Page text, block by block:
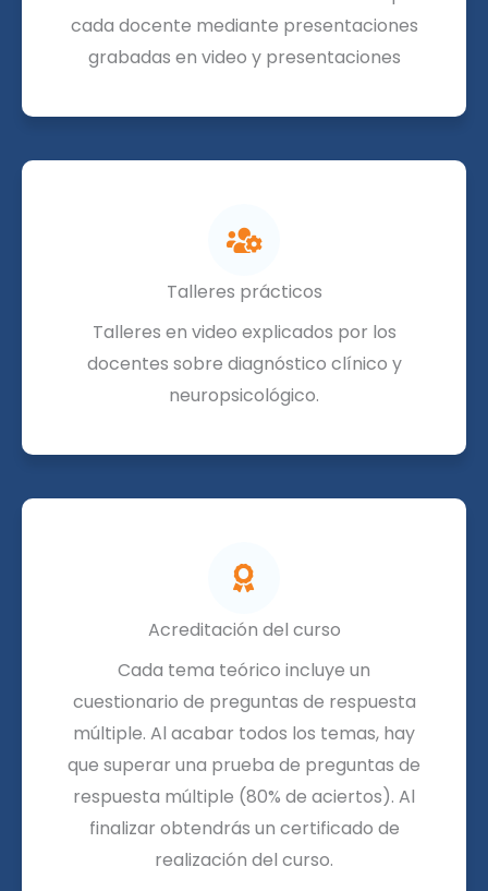
cada docente mediante presentaciones
grabadas en video y presentaciones
Talleres prácticos
Talleres en video explicados por los
docentes sobre diagnóstico clínico y
neuropsicológico.
Acreditación del curso
Cada tema teórico incluye un
cuestionario de preguntas de respuesta
múltiple. Al acabar todos los temas, hay
que superar una prueba de preguntas de
respuesta múltiple (80% de aciertos). Al
finalizar obtendrás un certificado de
realización del curso.